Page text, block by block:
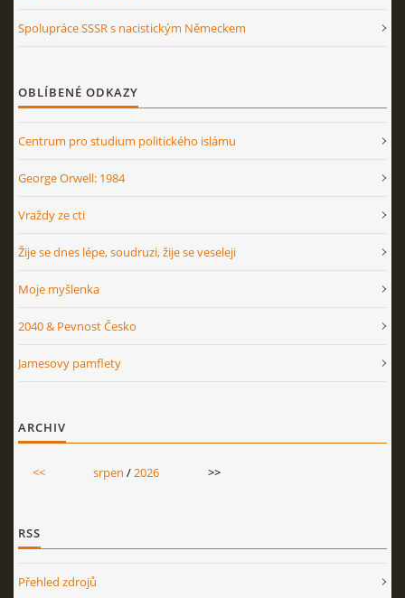
Spolupráce SSSR s nacistickým Německem
OBLÍBENÉ ODKAZY
Centrum pro studium politického islámu
George Orwell: 1984
Vraždy ze cti
Žije se dnes lépe, soudruzi, žije se veseleji
Moje myšlenka
2040 & Pevnost Česko
Jamesovy pamflety
ARCHIV
<< srpen /2026 >>
RSS
Přehled zdrojů